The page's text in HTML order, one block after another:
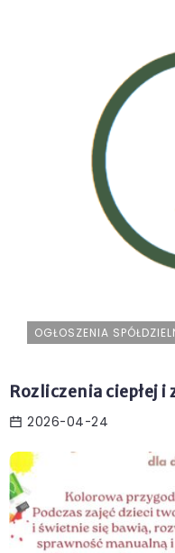
OGŁOSZENIA
Rozliczenia ciepłej i
2026-04-24